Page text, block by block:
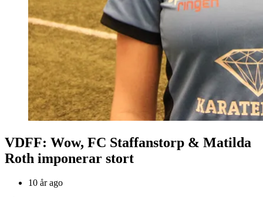
VDFF: Wow, FC Staffanstorp & Matilda
Roth imponerar stort
10 år ago